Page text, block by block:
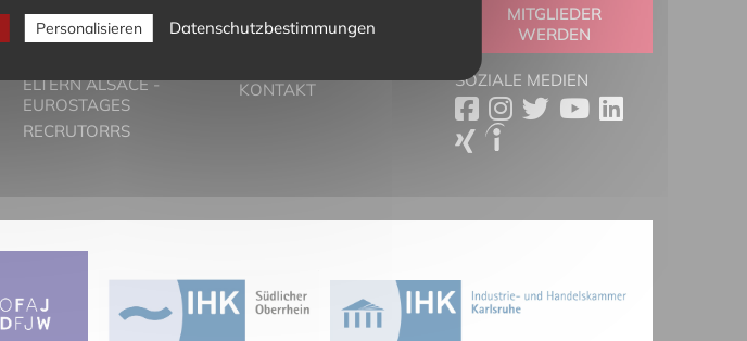
VORSTELLUNG
DER ZWEISPRACHIGE
ELTERN ALSACE -
EUROSTAGES
RECRUTORRS
PARTNER
KONTAKT
MITGLIEDER
WERDEN
SOZIALE MEDIEN
Personalisieren Datenschutzbestimmungen